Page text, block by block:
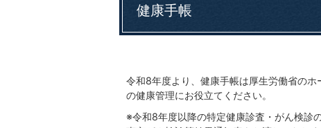
健康手帳
令和8年度より、健康手帳は厚生労働省の
の健康管理にお役立てください。
※令和8年度以降の特定健康診査・がん検診